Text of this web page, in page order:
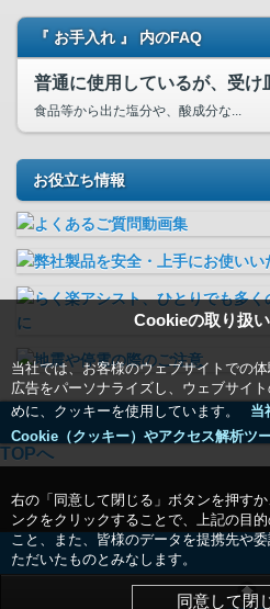
Cookieの取り扱
当社では、お客様のウェブサイトでの
広告をパーソナライズし、ウェブサイ
めに、クッキーを使用しています。
当
Cookie（クッキー）やアクセス解析ツ
右の「同意して閉じる」ボタンを押す
ンクをクリックすることで、上記の目
こと、また、皆様のデータを提携先や
ただいたものとみなします。
同意して閉
『 お手入れ 』 内のFAQ
普通に使用しているが、受け
食品等から出た塩分や、酸成分な...
お役立ち情報
TOPへ